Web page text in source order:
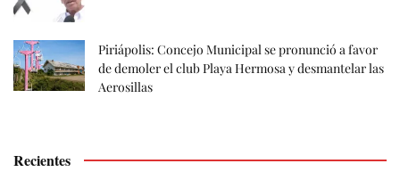
Piriápolis: Concejo Municipal se pronunció a favor
de demoler el club Playa Hermosa y desmantelar las
Aerosillas
Recientes